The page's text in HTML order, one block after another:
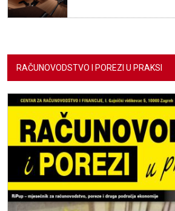
RAČUNOVODSTVO I POREZI U PRAKSI